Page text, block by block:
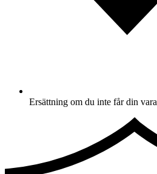
Ersättning om du inte får din vara